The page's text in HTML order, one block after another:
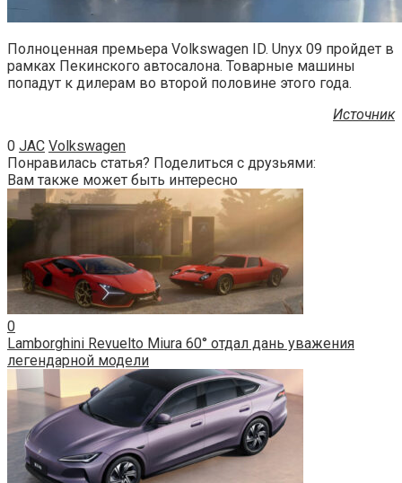
Полноценная премьера Volkswagen ID. Unyx 09 пройдет в
рамках Пекинского автосалона. Товарные машины
попадут к дилерам во второй половине этого года.
Источник
0 JAC Volkswagen
Понравилась статья? Поделиться с друзьями:
Вам также может быть интересно
0
Lamborghini Revuelto Miura 60° отдал дань уважения
легендарной модели